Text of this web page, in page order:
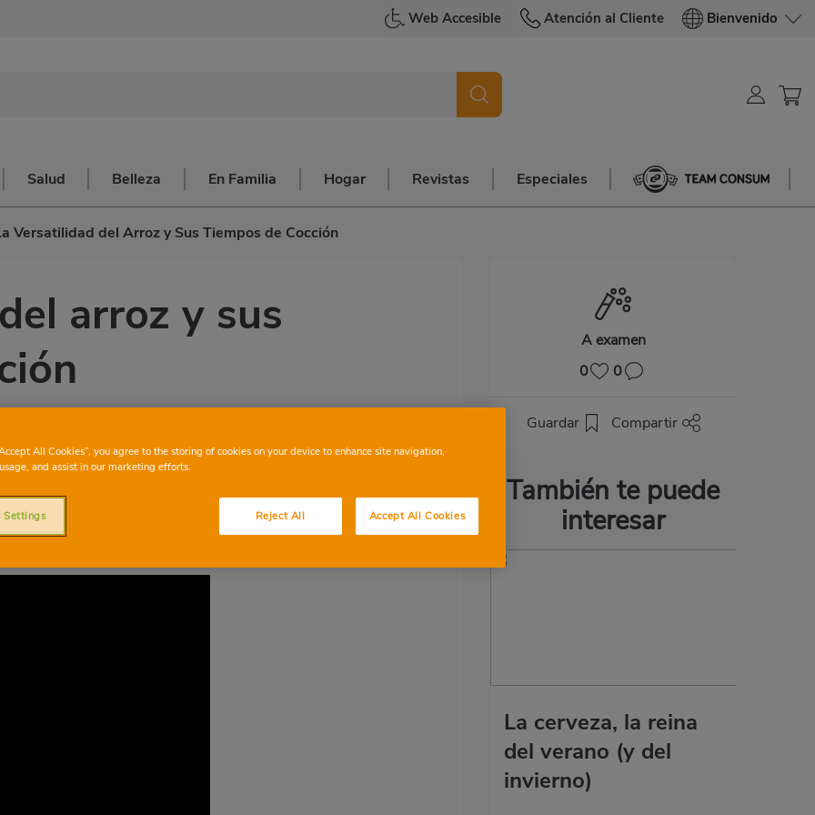
Web Accesible Atención al Cliente Bienvenido
Salud Belleza En Familia Hogar Revistas Especiales Team Consum
Versatilidad del Arroz y Sus Tiempos de Cocción
A examen
0
0
Guardar Compartir
También te puede
interesar
La cerveza, la reina
del verano (y del
invierno)
arroz y sus
distinto en la cocina y su tiempo de
All Cookies”, you agree to the storing of cookies on your device to enhance site navigation,
and assist in our marketing efforts.
Reject All Accept All Cookies
Settings